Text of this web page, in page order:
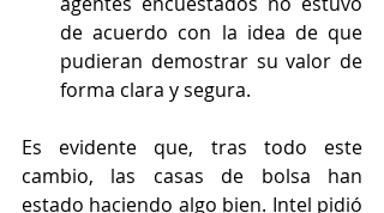
de acuerdo con la idea de que
pudieran demostrar su valor de
forma clara y segura.
Es evidente que, tras todo este
cambio, las casas de bolsa han
estado haciendo algo bien. Intel pidió